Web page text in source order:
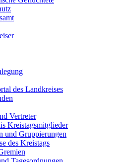
des Landkreises
Vertreter
Kreistagsmitglieder
und Gruppierungen
des Kreistags